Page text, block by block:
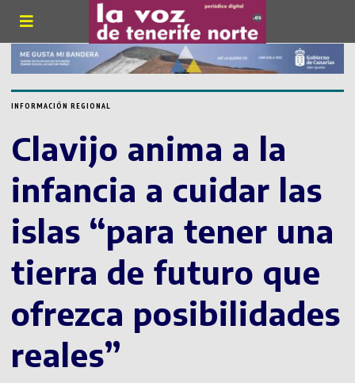
INFORMACIÓN REGIONAL
Clavijo anima a la
infancia a cuidar las
islas “para tener una
tierra de futuro que
ofrezca posibilidades
reales”